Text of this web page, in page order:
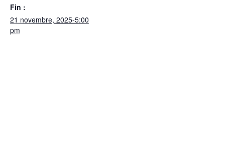
Fin :
21 novembre, 2025-5:00
pm